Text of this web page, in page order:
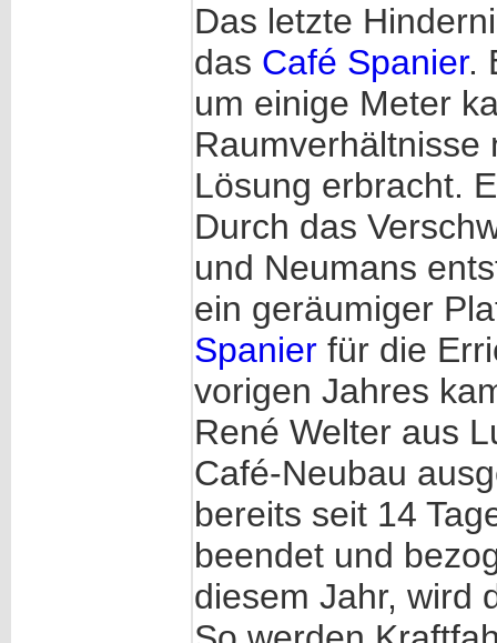
Das letzte
das Café Spanier.
um einige Meter
Raumverhältnisse
Lösung erbracht.
Durch das
und Neumans
ein geräumiger
Spanier für die
vorigen Jahres
René Welter aus
Café-Neubau
bereits seit 14
beendet und
diesem Jahr, wird